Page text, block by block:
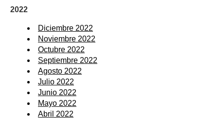
2022
Diciembre 2022
Noviembre 2022
Octubre 2022
Septiembre 2022
Agosto 2022
Julio 2022
Junio 2022
Mayo 2022
Abril 2022